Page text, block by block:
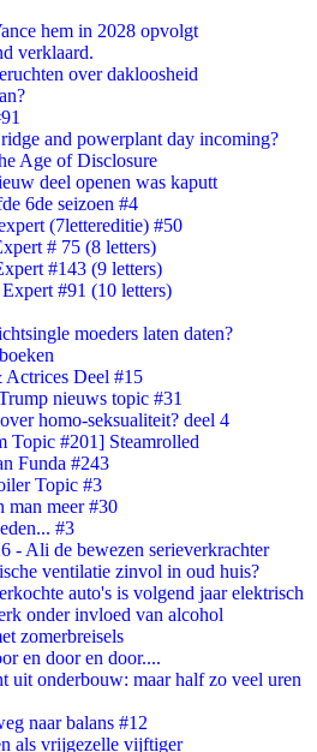
hem in 2028 opvolgt
verklaard.
over dakloosheid
and powerplant day incoming?
Age of Disclosure
deel openen was kaputt
6de seizoen #4
(7lettereditie) #50
# 75 (8 letters)
#143 (9 letters)
#91 (10 letters)
moeders laten daten?
Actrices Deel #15
nieuws topic #31
homo-seksualiteit? deel 4
Topic #201] Steamrolled
Funda #243
Topic #3
man meer #30
#3
- Ali de bewezen serieverkrachter
ventilatie zinvol in oud huis?
auto's is volgend jaar elektrisch
onder invloed van alcohol
zomerbreisels
en door en door....
uit onderbouw: maar half zo veel uren
naar balans #12
als vrijgezelle vijftiger